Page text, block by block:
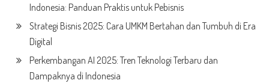
Indonesia: Panduan Praktis untuk Pebisnis
Strategi Bisnis 2025: Cara UMKM Bertahan dan Tumbuh di Era
Digital
Perkembangan AI 2025: Tren Teknologi Terbaru dan
Dampaknya di Indonesia